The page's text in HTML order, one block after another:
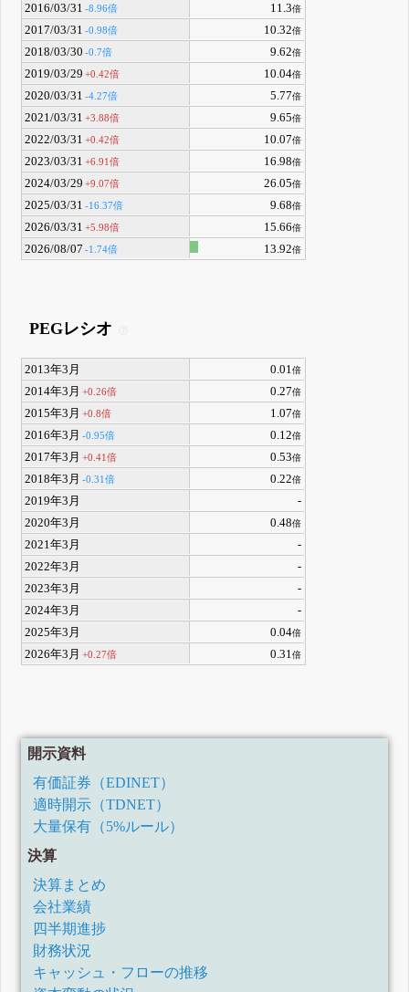
2016/03/31 -8.96倍 11.3倍
2017/03/31 -0.98倍 10.32倍
2018/03/30 -0.7倍 9.62倍
2019/03/29 +0.42倍 10.04倍
2020/03/31 -4.27倍 5.77倍
2021/03/31 +3.88倍 9.65倍
2022/03/31 +0.42倍 10.07倍
2023/03/31 +6.91倍 16.98倍
2024/03/29 +9.07倍 26.05倍
2025/03/31 -16.37倍 9.68倍
2026/03/31 +5.98倍 15.66倍
2026/08/07 -1.74倍 13.92倍
PEGレシオ
2013年3月 0.01倍
2014年3月 +0.26倍 0.27倍
2015年3月 +0.8倍 1.07倍
2016年3月 -0.95倍 0.12倍
2017年3月 +0.41倍 0.53倍
2018年3月 -0.31倍 0.22倍
2019年3月
-
2020年3月
0.48倍
2021年3月
-
2022年3月
-
2023年3月
-
2024年3月
-
2025年3月
0.04倍
2026年3月 +0.27倍 0.31倍
開示資料
有価証券（EDINET）
適時開示（TDNET）
大量保有（5%ルール）
決算
決算まとめ
会社業績
四半期進捗
財務状況
キャッシュ・フローの推移